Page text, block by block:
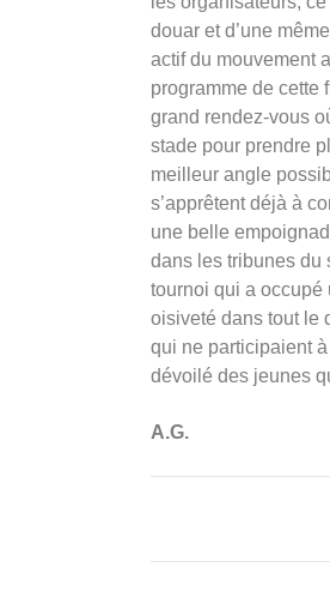
douar et d’une
actif du mouvement
programme de cette
grand rendez-vous
stade pour prendre
meilleur angle
s’apprêtent déjà à
une belle
dans les tribunes du
tournoi qui a occupé
oisiveté dans tout le
qui ne participaient à
dévoilé des jeunes
A.G.